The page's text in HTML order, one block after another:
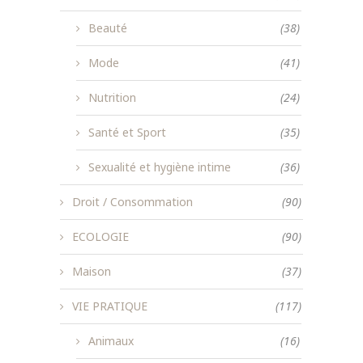
Beauté (38)
Mode (41)
Nutrition (24)
Santé et Sport (35)
Sexualité et hygiène intime (36)
Droit / Consommation (90)
ECOLOGIE (90)
Maison (37)
VIE PRATIQUE (117)
Animaux (16)